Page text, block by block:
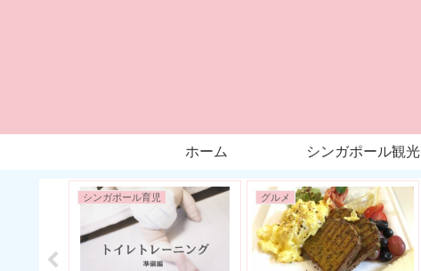
ホーム シンガポール観光
シンガポール育児 グルメ